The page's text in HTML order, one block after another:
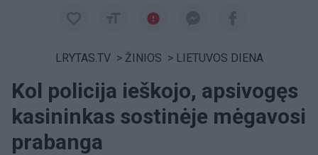
LRYTAS.TV > ŽINIOS > LIETUVOS DIENA
Kol policija ieškojo, apsivogęs
kasininkas sostinėje mėgavosi
prabanga